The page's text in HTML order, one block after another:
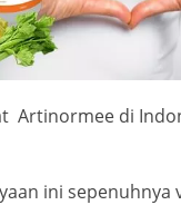
Artinormee di
ini sepenuhnya